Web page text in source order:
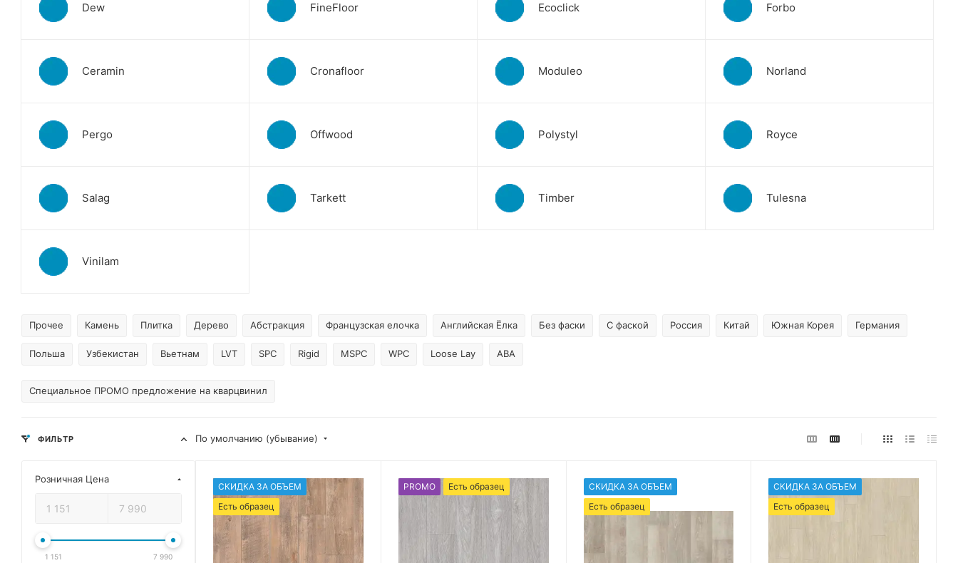
Dew FineFloor Ecoclick Forbo
Ceramin Cronafloor Moduleo Norland
Pergo Offwood Polystyl Royce
Salag Tarkett Timber Tulesna
Vinilam
Прочее Камень Плитка Дерево Абстракция Французская елочка Английская Ёлка Без фаски С фаской Россия Китай Южная Корея Германия
Польша Узбекистан Вьетнам LVT SPC Rigid MSPC WPC Loose Lay ABA
Специальное ПРОМО предложение на кварцвинил
По умолчанию (убывание)
СКИДКА ЗА ОБЪЕМ
Есть образец
PROMO Есть образец
СКИДКА ЗА ОБЪЕМ
Есть образец
СКИДКА ЗА ОБЪЕМ
Есть образец
ФИЛЬТР
Розничная Цена
1 151 7 990